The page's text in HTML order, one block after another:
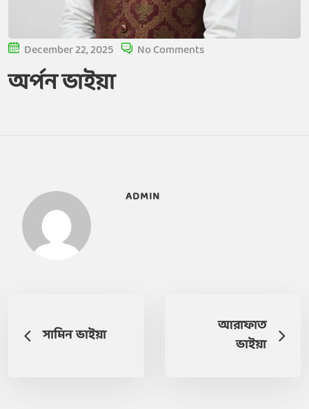
December 22, 2025 No Comments
অর্পন ভাইয়া
ADMIN
সামিন ভাইয়া
আরাফাত
ভাইয়া